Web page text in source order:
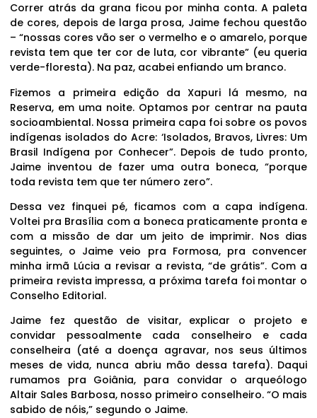
Correr atrás da grana ficou por minha conta. A paleta
de cores, depois de larga prosa, Jaime fechou questão
– “nossas cores vão ser o vermelho e o amarelo, porque
revista tem que ter cor de luta, cor vibrante” (eu queria
verde-floresta). Na paz, acabei enfiando um branco.
Fizemos a primeira edição da Xapuri lá mesmo, na
Reserva, em uma noite. Optamos por centrar na pauta
socioambiental. Nossa primeira capa foi sobre os povos
indígenas isolados do Acre: ‘Isolados, Bravos, Livres: Um
Brasil Indígena por Conhecer”. Depois de tudo pronto,
Jaime inventou de fazer uma outra boneca, “porque
toda revista tem que ter número zero”.
Dessa vez finquei pé, ficamos com a capa indígena.
Voltei pra Brasília com a boneca praticamente pronta e
com a missão de dar um jeito de imprimir. Nos dias
seguintes, o Jaime veio pra Formosa, pra convencer
minha irmã Lúcia a revisar a revista, “de grátis”. Com a
primeira revista impressa, a próxima tarefa foi montar o
Conselho Editorial.
Jaime fez questão de visitar, explicar o projeto e
convidar pessoalmente cada conselheiro e cada
conselheira (até a doença agravar, nos seus últimos
meses de vida, nunca abriu mão dessa tarefa). Daqui
rumamos pra Goiânia, para convidar o arqueólogo
Altair Sales Barbosa, nosso primeiro conselheiro. “O mais
sabido de nóis,” segundo o Jaime.